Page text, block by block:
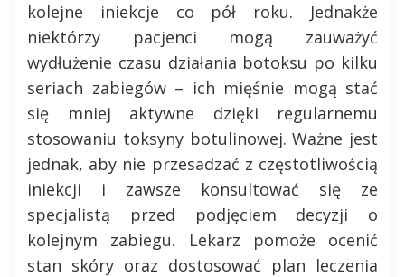
kolejne iniekcje co pół roku. Jednakże
niektórzy pacjenci mogą zauważyć
wydłużenie czasu działania botoksu po kilku
seriach zabiegów – ich mięśnie mogą stać
się mniej aktywne dzięki regularnemu
stosowaniu toksyny botulinowej. Ważne jest
jednak, aby nie przesadzać z częstotliwością
iniekcji i zawsze konsultować się ze
specjalistą przed podjęciem decyzji o
kolejnym zabiegu. Lekarz pomoże ocenić
stan skóry oraz dostosować plan leczenia